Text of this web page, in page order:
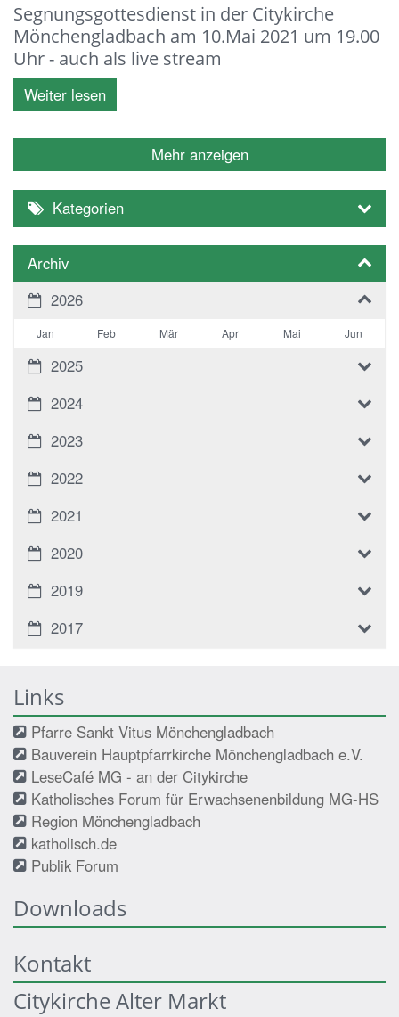
Segnungsgottesdienst in der Citykirche
Mönchengladbach am 10.Mai 2021 um 19.00
Uhr - auch als live stream
Weiter lesen
Mehr anzeigen
Kategorien
Archiv
2026
Jan Feb Mär Apr Mai Jun
2025
2024
2023
2022
2021
2020
2019
2017
Links
Pfarre Sankt Vitus Mönchengladbach
Bauverein Hauptpfarrkirche Mönchengladbach e.V.
LeseCafé MG - an der Citykirche
Katholisches Forum für Erwachsenenbildung MG-HS
Region Mönchengladbach
katholisch.de
Publik Forum
Downloads
Kontakt
Citykirche Alter Markt